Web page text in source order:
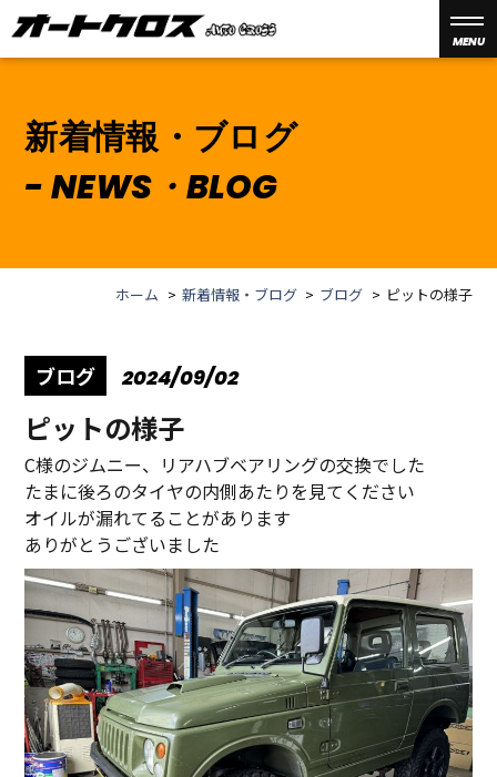
MENU
新着情報・ブログ
NEWS・BLOG
ホーム 新着情報・ブログ ブログ ピットの様子
ブログ 2024/09/02
ピットの様子
C様のジムニー、リアハブベアリングの交換でした
たまに後ろのタイヤの内側あたりを見てください
オイルが漏れてることがあります
ありがとうございました